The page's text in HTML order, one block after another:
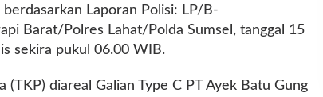
Laporan Polisi: LP/B-
Barat/Polres Lahat/Polda Sumsel, tanggal 15
sekira pukul 06.00 WIB.
diareal Galian Type C PT Ayek Batu Gung